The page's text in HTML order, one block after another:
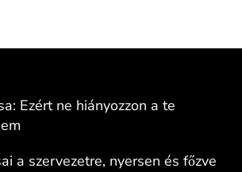
Ezért ne hiányozzon a te
a szervezetre, nyersen és főzve